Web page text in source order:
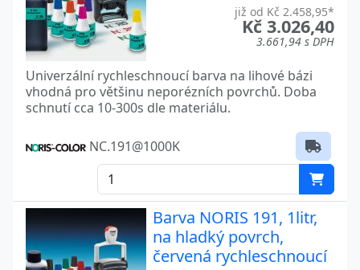
již od Kč 2.458,95*
Kč 3.026,40
3.661,94 s DPH
Univerzální rychleschnoucí barva na lihové bázi
vhodná pro většinu neporézních povrchů. Doba
schnutí cca 10-300s dle materiálu.
NC.191@1000K
Barva NORIS 191, 1litr,
na hladký povrch,
červená rychleschnoucí